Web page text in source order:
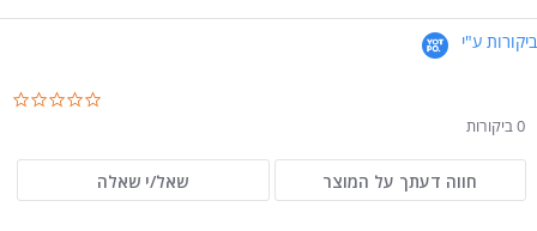
ביקורות ע"י
0 ביקורות
חווה דעתך על המוצר שאל/י שאלה